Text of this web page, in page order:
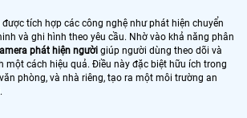
tích hợp các công nghệ như phát hiện chuyển
và ghi hình theo yêu cầu. Nhờ vào khả năng phân
phát hiện người giúp người dùng theo dõi và
một cách hiệu quả. Điều này đặc biệt hữu ích trong
phòng, và nhà riêng, tạo ra một môi trường an